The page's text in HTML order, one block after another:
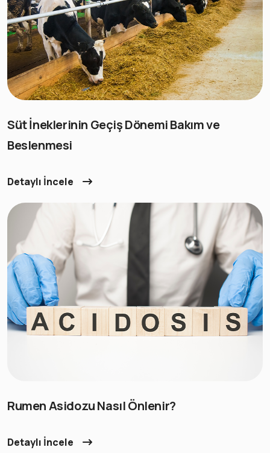
Süt İneklerinin Geçiş Dönemi Bakım ve
Beslenmesi
Detaylı İncele
Rumen Asidozu Nasıl Önlenir?
Detaylı İncele